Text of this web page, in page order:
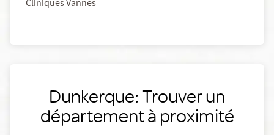
Cliniques Vannes
Dunkerque: Trouver un
département à proximité